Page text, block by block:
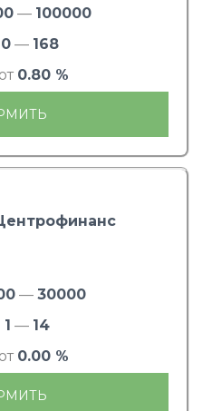
— 100000
— 168
0.80 %
— 30000
1 — 14
0.00 %